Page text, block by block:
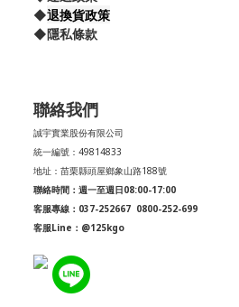
◆退換貨政策
◆隱私條款
聯絡我們
誠宇實業股份有限公司
統一編號：49814833
地址：苗栗縣頭屋鄉象山路188號
聯絡時間：週一至週日08:00-17:00
客服專線：037-252667 0800-252-699
客服Line：@125kgo